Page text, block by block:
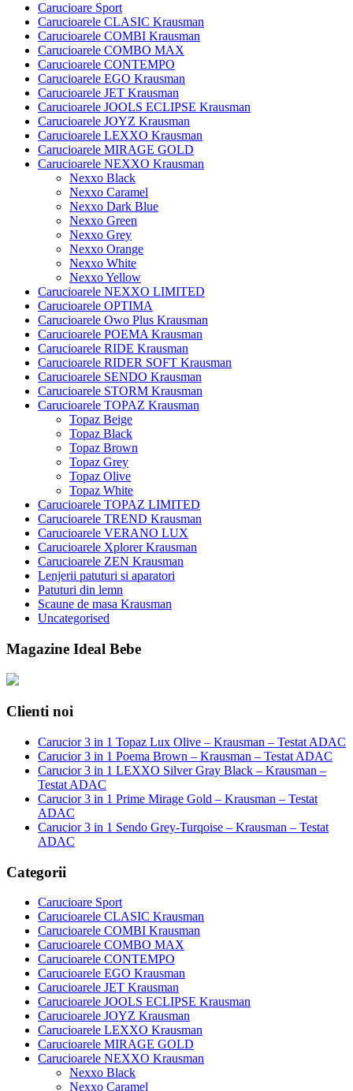
Carucioare Sport
Carucioarele CLASIC Krausman
Carucioarele COMBI Krausman
Carucioarele COMBO MAX
Carucioarele CONTEMPO
Carucioarele EGO Krausman
Carucioarele JET Krausman
Carucioarele JOOLS ECLIPSE Krausman
Carucioarele JOYZ Krausman
Carucioarele LEXXO Krausman
Carucioarele MIRAGE GOLD
Carucioarele NEXXO Krausman
Nexxo Black
Nexxo Caramel
Nexxo Dark Blue
Nexxo Green
Nexxo Grey
Nexxo Orange
Nexxo White
Nexxo Yellow
Carucioarele NEXXO LIMITED
Carucioarele OPTIMA
Carucioarele Owo Plus Krausman
Carucioarele POEMA Krausman
Carucioarele RIDE Krausman
Carucioarele RIDER SOFT Krausman
Carucioarele SENDO Krausman
Carucioarele STORM Krausman
Carucioarele TOPAZ Krausman
Topaz Beige
Topaz Black
Topaz Brown
Topaz Grey
Topaz Olive
Topaz White
Carucioarele TOPAZ LIMITED
Carucioarele TREND Krausman
Carucioarele VERANO LUX
Carucioarele Xplorer Krausman
Carucioarele ZEN Krausman
Lenjerii patuturi si aparatori
Patuturi din lemn
Scaune de masa Krausman
Uncategorised
Magazine Ideal Bebe
Clienti noi
Carucior 3 in 1 Topaz Lux Olive – Krausman – Testat ADAC
Carucior 3 in 1 Poema Brown – Krausman – Testat ADAC
Carucior 3 in 1 LEXXO Silver Gray Black – Krausman –
Testat ADAC
Carucior 3 in 1 Prime Mirage Gold – Krausman – Testat
ADAC
Carucior 3 in 1 Sendo Grey-Turqoise – Krausman – Testat
ADAC
Categorii
Carucioare Sport
Carucioarele CLASIC Krausman
Carucioarele COMBI Krausman
Carucioarele COMBO MAX
Carucioarele CONTEMPO
Carucioarele EGO Krausman
Carucioarele JET Krausman
Carucioarele JOOLS ECLIPSE Krausman
Carucioarele JOYZ Krausman
Carucioarele LEXXO Krausman
Carucioarele MIRAGE GOLD
Carucioarele NEXXO Krausman
Nexxo Black
Nexxo Caramel